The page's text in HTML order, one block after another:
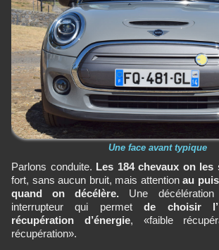
Une face avant typique
Parlons conduite. Les 184 chevaux on les
fort, sans aucun bruit, mais attentionau
quand on décélère. Une
interrupteur qui permetde choisir
récupération d’énergie, «faible
récupération».